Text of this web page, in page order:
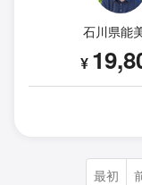
石川県能
¥
最初